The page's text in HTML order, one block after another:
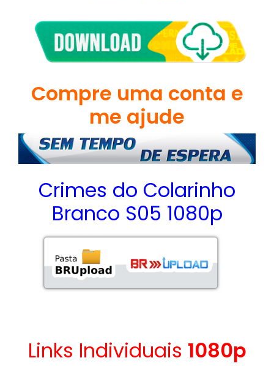
Compre uma conta e
me ajude
Crimes do Colarinho
Branco S05 1080p
Links Individuais 1080p